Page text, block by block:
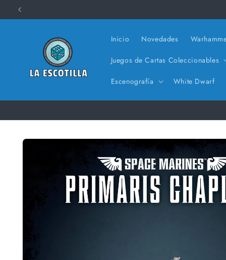
directamente
al contenido
Inicio Novedades
Juegos de Cartas Coleccionables
Escenografía White Dwarf
directamente